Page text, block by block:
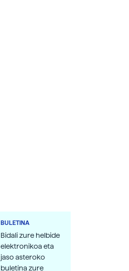
BULETINA
Bidali zure helbide
elektronikoa eta
jaso asteroko
buletina zure